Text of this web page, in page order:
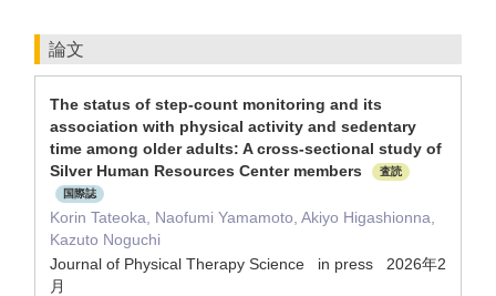
論文
The status of step-count monitoring and its
association with physical activity and sedentary
time among older adults: A cross-sectional study of
Silver Human Resources Center members
査読
国際誌
Korin Tateoka, Naofumi Yamamoto, Akiyo Higashionna,
Kazuto Noguchi
Journal of Physical Therapy Science in press 2026年2
月